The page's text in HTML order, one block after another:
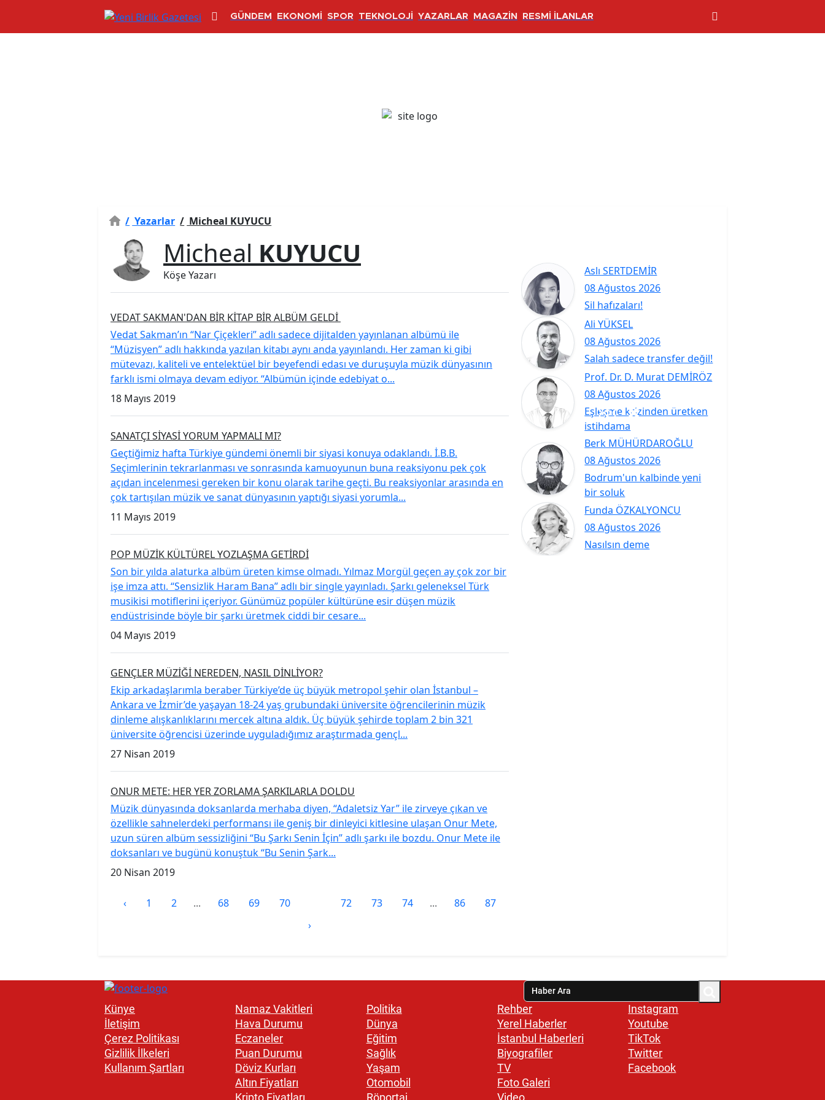
GÜNDEM EKONOMİ SPOR TEKNOLOJİ YAZARLAR MAGAZİN RESMİ İLANLAR
/ Yazarlar / Micheal KUYUCU
Micheal KUYUCU
Köşe Yazarı
VEDAT SAKMAN'DAN BİR KİTAP BİR ALBÜM GELDİ
Vedat Sakman’ın “Nar Çiçekleri” adlı sadece dijitalden yayınlanan albümü ile
“Müzisyen” adlı hakkında yazılan kitabı aynı anda yayınlandı. Her zaman ki gibi
mütevazı, kaliteli ve entelektüel bir beyefendi edası ve duruşuyla müzik dünyasının
farklı ismi olmaya devam ediyor. “Albümün içinde edebiyat o...
18 Mayıs 2019
SANATÇI SİYASİ YORUM YAPMALI MI?
Geçtiğimiz hafta Türkiye gündemi önemli bir siyasi konuya odaklandı. İ.B.B.
Seçimlerinin tekrarlanması ve sonrasında kamuoyunun buna reaksiyonu pek çok
açıdan incelenmesi gereken bir konu olarak tarihe geçti. Bu reaksiyonlar arasında en
çok tartışılan müzik ve sanat dünyasının yaptığı siyasi yorumla...
11 Mayıs 2019
POP MÜZİK KÜLTÜREL YOZLAŞMA GETİRDİ
Son bir yılda alaturka albüm üreten kimse olmadı. Yılmaz Morgül geçen ay çok zor bir
işe imza attı. “Sensizlik Haram Bana” adlı bir single yayınladı. Şarkı geleneksel Türk
musikisi motiflerini içeriyor. Günümüz popüler kültürüne esir düşen müzik
endüstrisinde böyle bir şarkı üretmek ciddi bir cesare...
04 Mayıs 2019
GENÇLER MÜZİĞİ NEREDEN, NASIL DİNLİYOR?
Ekip arkadaşlarımla beraber Türkiye’de üç büyük metropol şehir olan İstanbul –
Ankara ve İzmir’de yaşayan 18-24 yaş grubundaki üniversite öğrencilerinin müzik
dinleme alışkanlıklarını mercek altına aldık. Üç büyük şehirde toplam 2 bin 321
üniversite öğrencisi üzerinde uyguladığımız araştırmada gençl...
27 Nisan 2019
ONUR METE: HER YER ZORLAMA ŞARKILARLA DOLDU
Müzik dünyasında doksanlarda merhaba diyen, “Adaletsiz Yar” ile zirveye çıkan ve
özellikle sahnelerdeki performansı ile geniş bir dinleyici kitlesine ulaşan Onur Mete,
uzun süren albüm sessizliğini “Bu Şarkı Senin İçin” adlı şarkı ile bozdu. Onur Mete ile
doksanları ve bugünü konuştuk “Bu Senin Şark...
20 Nisan 2019
‹ 1 2 ... 68 69 70 72 73 74 ... 86
87
›
Aslı SERTDEMİR
08 Ağustos 2026
Sil hafızaları!
Ali YÜKSEL
08 Ağustos 2026
Salah sadece transfer değil!
Prof. Dr. D. Murat DEMİRÖZ
08 Ağustos 2026
Eşleşme krizinden üretken
istihdama
Berk MÜHÜRDAROĞLU
08 Ağustos 2026
Bodrum'un kalbinde yeni
bir soluk
Funda ÖZKALYONCU
08 Ağustos 2026
Nasılsın deme
Künye
İletişim
Çerez Politikası
Gizlilik İlkeleri
Kullanım Şartları
Namaz Vakitleri
Hava Durumu
Eczaneler
Puan Durumu
Döviz Kurları
Altın Fiyatları
Kripto Fiyatları
Politika
Dünya
Eğitim
Sağlık
Yaşam
Otomobil
Röportaj
Rehber
Yerel Haberler
İstanbul Haberleri
Biyografiler
TV
Foto Galeri
Video
Instagram
Youtube
TikTok
Twitter
Facebook